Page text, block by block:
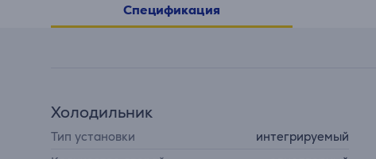
Спецификация
Холодильник
Тип установки
интегрируемый